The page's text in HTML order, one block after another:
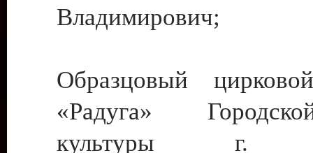
Владимирович;
Образцовый
«Радуга»
культуры г.